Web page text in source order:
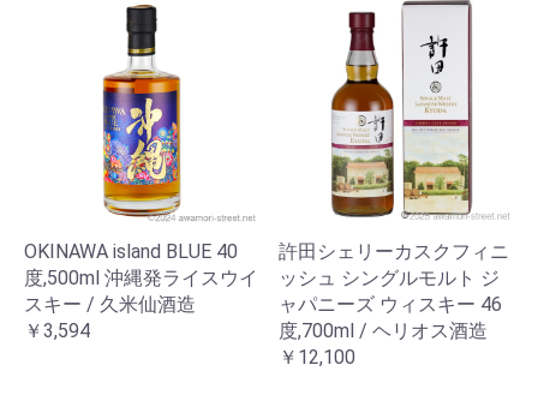
OKINAWA island BLUE 40
度,500ml 沖縄発ライスウイ
スキー / 久米仙酒造
￥3,594
許田シェリーカスクフィニ
ッシュ シングルモルト ジ
ャパニーズ ウィスキー 46
度,700ml / ヘリオス酒造
￥12,100